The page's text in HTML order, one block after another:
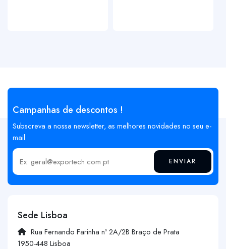
Campanhas de descontos !
Subscreva a nossa newsletter, as melhores novidades no seu e-
mail
Insira o seu email ENVIAR
Sede Lisboa
Rua Fernando Farinha nº 2A/2B Braço de Prata
1950-448 Lisboa